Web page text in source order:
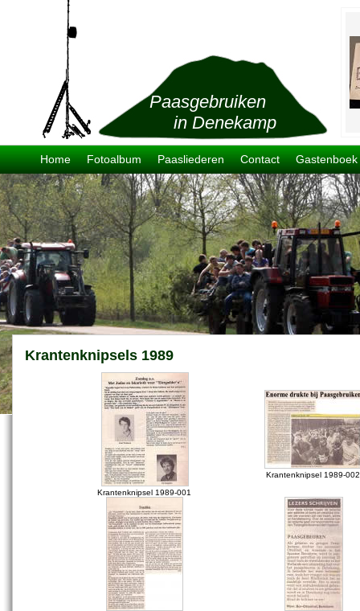
Paasgebruiken
in Denekamp
Home Fotoalbum Paasliederen Contact Gastenboek
Krantenknipsels 1989
Krantenknipsel 1989-001
Krantenknipsel 1989-002